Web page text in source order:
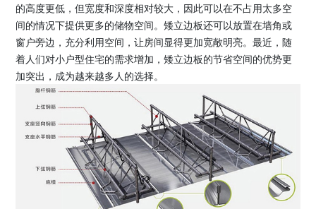
的高度更低，但宽度和深度相对较大，因此可以在不占用太多空
间的情况下提供更多的储物空间。矮立边板还可以放置在墙角或
窗户旁边，充分利用空间，让房间显得更加宽敞明亮。最近，随
着人们对小户型住宅的需求增加，矮立边板的节省空间的优势更
加突出，成为越来越多人的选择。